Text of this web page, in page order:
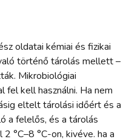
oldatai kémiai és fizikai
történő tárolás mellett –
Mikrobiológiai
fel kell használni. Ha nem
eltelt tárolási időért és a
a felelős, és a tárolás
°C–8 °C-on, kivéve. ha a